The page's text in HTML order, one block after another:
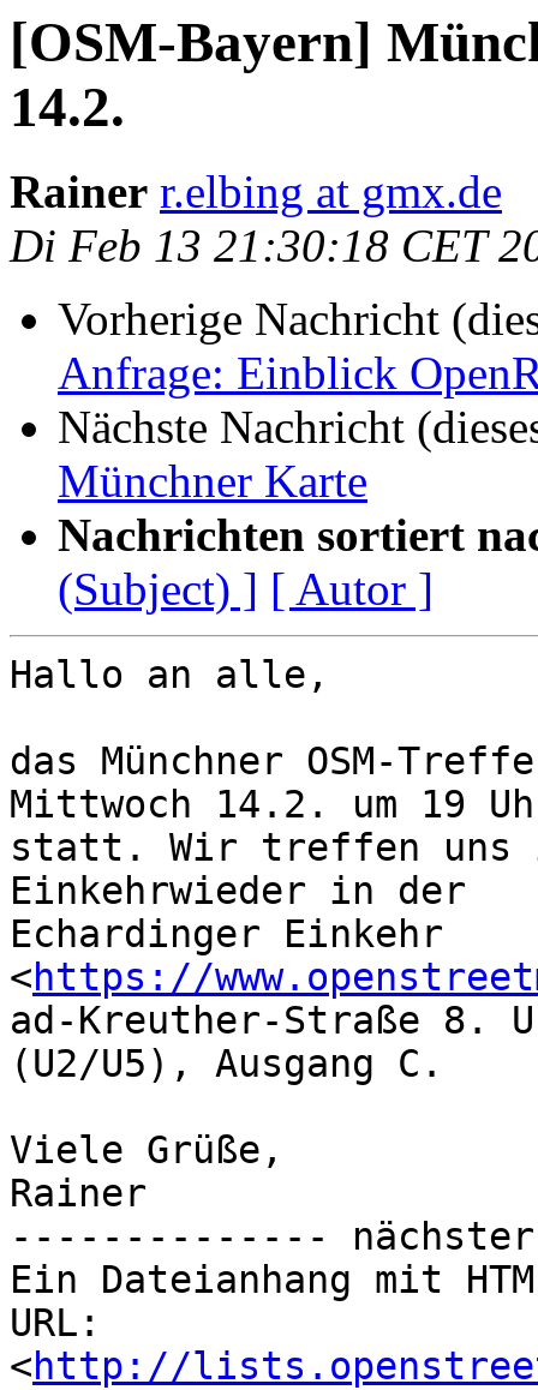
[OSM-Bayern]
14.2.
Rainer r.elbing at gmx.de
Di Feb 13 21:30:18 CET
Vorherige Nachricht
Anfrage: Einblick
Nächste Nachricht
Münchner Karte
Nachrichten sortiert
(Subject) ] [ Autor ]
Hallo an alle,
das Münchner OSM-
Mittwoch 14.2. um 19
statt. Wir treffen uns
Einkehrwieder in der
Echardinger Einkehr
<https://
ad-Kreuther-Straße 8.
(U2/U5), Ausgang C.
Viele Grüße,
Rainer
--------------
Ein Dateianhang mit
URL:
<http://